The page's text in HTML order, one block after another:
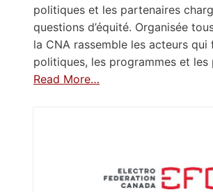
politiques et les partenaires
questions d’équité. Organisée
la CNA rassemble les acteurs qui
politiques, les programmes et
Read More…